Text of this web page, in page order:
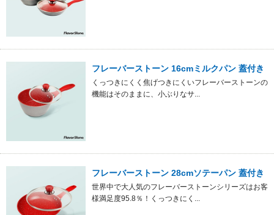
フレーバーストーン 16cmミルクパン 蓋付き
くっつきにくく焦げつきにくいフレーバーストーンの
機能はそのままに、小ぶりなサ...
フレーバーストーン 28cmソテーパン 蓋付き
世界中で大人気のフレーバーストーンシリーズはお客
様満足度95.8％！くっつきにく...